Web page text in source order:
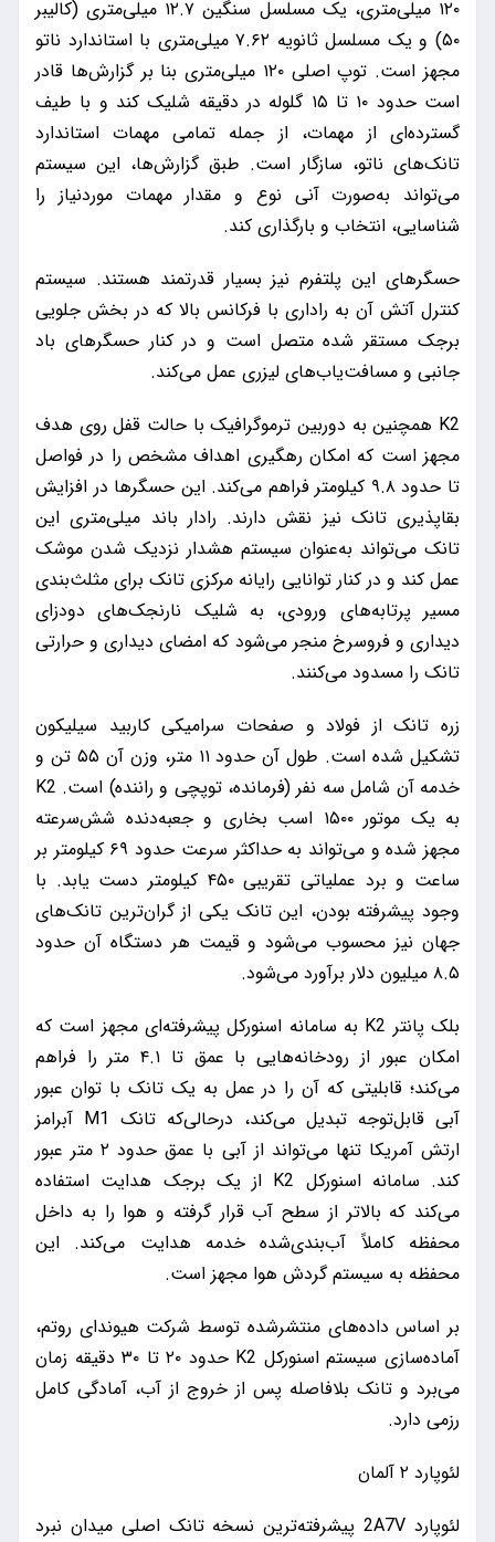
۱۲۰ میلی‌متری، یک مسلسل سنگین ۱۲.۷ میلی‌متری (کالیبر
۵۰) و یک مسلسل ثانویه ۷.۶۲ میلی‌متری با استاندارد ناتو
مجهز است. توپ اصلی ۱۲۰ میلی‌متری بنا بر گزارش‌ها قادر
است حدود ۱۰ تا ۱۵ گلوله در دقیقه شلیک کند و با طیف
گسترده‌ای از مهمات، از جمله تمامی مهمات استاندارد
تانک‌های ناتو، سازگار است. طبق گزارش‌ها، این سیستم
می‌تواند به‌صورت آنی نوع و مقدار مهمات موردنیاز را
شناسایی، انتخاب و بارگذاری کند.
حسگرهای این پلتفرم نیز بسیار قدرتمند هستند. سیستم
کنترل آتش آن به راداری با فرکانس بالا که در بخش جلویی
برجک مستقر شده متصل است و در کنار حسگرهای باد
جانبی و مسافت‌یاب‌های لیزری عمل می‌کند.
K2 همچنین به دوربین ترموگرافیک با حالت قفل روی هدف
مجهز است که امکان رهگیری اهداف مشخص را در فواصل
تا حدود ۹.۸ کیلومتر فراهم می‌کند. این حسگرها در افزایش
بقاپذیری تانک نیز نقش دارند. رادار باند میلی‌متری این
تانک می‌تواند به‌عنوان سیستم هشدار نزدیک شدن موشک
عمل کند و در کنار توانایی رایانه مرکزی تانک برای مثلث‌بندی
مسیر پرتابه‌های ورودی، به شلیک نارنجک‌های دودزای
دیداری و فروسرخ منجر می‌شود که امضای دیداری و حرارتی
تانک را مسدود می‌کنند.
زره تانک از فولاد و صفحات سرامیکی کاربید سیلیکون
تشکیل شده است. طول آن حدود ۱۱ متر، وزن آن ۵۵ تن و
خدمه آن شامل سه نفر (فرمانده، توپچی و راننده) است. K2
به یک موتور ۱۵۰۰ اسب بخاری و جعبه‌دنده شش‌سرعته
مجهز شده و می‌تواند به حداکثر سرعت حدود ۶۹ کیلومتر بر
ساعت و برد عملیاتی تقریبی ۴۵۰ کیلومتر دست یابد. با
وجود پیشرفته‌ بودن، این تانک یکی از گران‌ترین تانک‌های
جهان نیز محسوب می‌شود و قیمت هر دستگاه آن حدود
۸.۵ میلیون دلار برآورد می‌شود.
بلک پانتر K2 به سامانه اسنورکل پیشرفته‌ای مجهز است که
امکان عبور از رودخانه‌هایی با عمق تا ۴.۱ متر را فراهم
می‌کند؛ قابلیتی که آن را در عمل به یک تانک با توان عبور
آبی قابل‌توجه تبدیل می‌کند، درحالی‌که تانک M1 آبرامز
ارتش آمریکا تنها می‌تواند از آبی با عمق حدود ۲ متر عبور
کند. سامانه اسنورکل K2 از یک برجک هدایت استفاده
می‌کند که بالاتر از سطح آب قرار گرفته و هوا را به داخل
محفظه کاملاً آب‌بندی‌شده خدمه هدایت می‌کند. این
محفظه به سیستم گردش هوا مجهز است.
بر اساس داده‌های منتشرشده توسط شرکت هیوندای روتم،
آماده‌سازی سیستم اسنورکل K2 حدود ۲۰ تا ۳۰ دقیقه زمان
می‌برد و تانک بلافاصله پس از خروج از آب، آمادگی کامل
رزمی دارد.
لئوپارد ۲ آلمان
لئوپارد 2A7V پیشرفته‌ترین نسخه تانک اصلی میدان نبرد